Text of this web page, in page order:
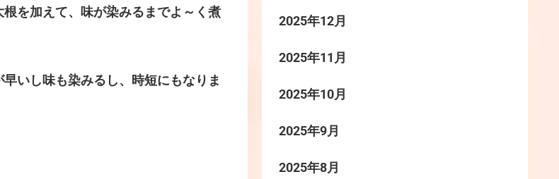
を加えて、味が染みるまでよ～く煮
いし味も染みるし、時短にもなりま
2025年12月
2025年11月
2025年10月
2025年9月
2025年8月